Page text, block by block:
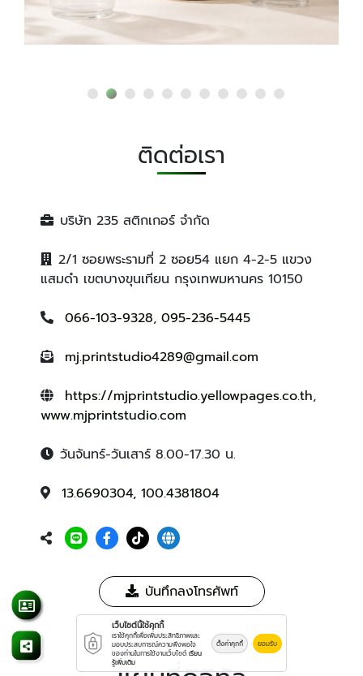
ติดต่อเรา
บริษัท 235 สติกเกอร์ จำกัด
2/1 ซอยพระรามที่ 2 ซอย54 แยก 4-2-5 แขวง
แสมดำ เขตบางขุนเทียน กรุงเทพมหานคร 10150
066-103-9328, 095-236-5445
mj.printstudio4289@gmail.com
https://mjprintstudio.yellowpages.co.th,
www.mjprintstudio.com
วันจันทร์-วันเสาร์ 8.00-17.30 น.
13.6690304, 100.4381804
บันทึกลงโทรศัพท์
เว็บไซต์นี้ใช้คุกกี้
เราใช้คุกกี้เพื่อเพิ่มประสิทธิภาพและ
มอบประสบการณ์ความพึงพอใจ
ของท่านในการใช้งานเว็บไซต์ เรียน
รู้เพิ่มเติม
ตั้งค่าคุกกี้ ยอมรับ